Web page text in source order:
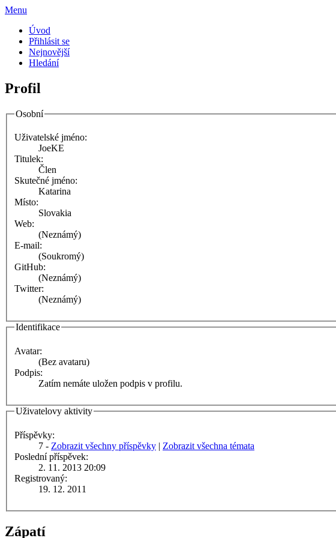
Menu
Úvod
Přihlásit se
Nejnovější
Hledání
Profil
Osobní
Uživatelské jméno:
JoeKE
Titulek:
Člen
Skutečné jméno:
Katarina
Místo:
Slovakia
Web:
(Neznámý)
E-mail:
(Soukromý)
GitHub:
(Neznámý)
Twitter:
(Neznámý)
Identifikace
Avatar:
(Bez avataru)
Podpis:
Zatím nemáte uložen podpis v profilu.
Uživatelovy aktivity
Příspěvky:
7 - Zobrazit všechny příspěvky | Zobrazit všechna témata
Poslední příspěvek:
2. 11. 2013 20:09
Registrovaný:
19. 12. 2011
Zápatí